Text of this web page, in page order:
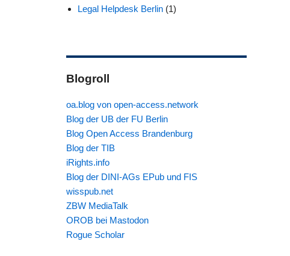
Legal Helpdesk Berlin(1)
Blogroll
oa.blog von open-access.network
Blog der UB der FU Berlin
Blog Open Access Brandenburg
Blog der TIB
iRights.info
Blog der DINI-AGs EPub und FIS
wisspub.net
ZBW MediaTalk
OROB bei Mastodon
Rogue Scholar